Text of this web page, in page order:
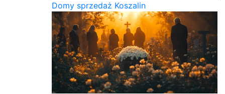
Domy sprzedaż Koszalin